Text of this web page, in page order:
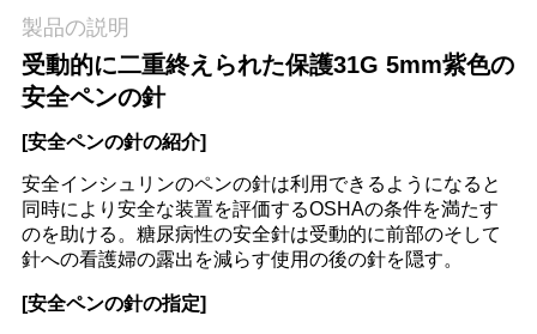
質
管
理
私
達
に
製品の説明
受動的に二重終えられた保護31G 5mm紫色の
安全ペンの針
[安全ペンの針の紹介]
安全インシュリンのペンの針は利用できるようになると
同時により安全な装置を評価するOSHAの条件を満たす
のを助ける。糖尿病性の安全針は受動的に前部のそして
針への看護婦の露出を減らす使用の後の針を隠す。
[安全ペンの針の指定]